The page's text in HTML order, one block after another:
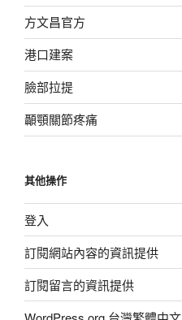
方文昌官方
港口建案
臉部拉提
顳顎關節疼痛
其他操作
登入
訂閱網站內容的資訊提供
訂閱留言的資訊提供